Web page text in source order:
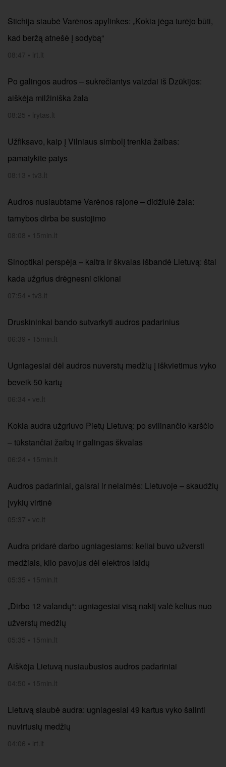
Stichija siaubė Varėnos apylinkes: „Kokia jėga turėjo būti,
kad beržą atnešė į sodybą“
08:47 • lrt.lt
Po galingos audros – sukrečiantys vaizdai iš Dzūkijos:
aiškėja milžiniška žala
08:25 • lrytas.lt
Užfiksavo, kaip į Vilniaus simbolį trenkia žaibas:
pamatykite patys
08:13 • tv3.lt
Audros nusiaubtame Varėnos rajone – didžiulė žala:
tarnybos dirba be sustojimo
08:08 • 15min.lt
Sinoptikai perspėja – kaitra ir škvalas išbandė Lietuvą: štai
kada užgrius drėgnesni ciklonai
07:54 • tv3.lt
Druskininkai bando sutvarkyti audros padarinius
06:39 • 15min.lt
Ugniagesiai dėl audros nuverstų medžių į iškvietimus vyko
beveik 50 kartų
06:34 • ve.lt
Kokia audra užgriuvo Pietų Lietuvą: po svilinančio karščio
– tūkstančiai žaibų ir galingas škvalas
06:24 • 15min.lt
Audros padariniai, gaisrai ir nelaimės: Lietuvoje – skaudžių
įvykių virtinė
05:37 • ve.lt
Audra pridarė darbo ugniagesiams: keliai buvo užversti
medžiais, kilo pavojus dėl elektros laidų
05:35 • 15min.lt
„Dirbo 12 valandų“: ugniagesiai visą naktį valė kelius nuo
užverstų medžių
05:35 • 15min.lt
Aiškėja Lietuvą nusiaubusios audros padariniai
04:50 • 15min.lt
Lietuvą siaubė audra: ugniagesiai 49 kartus vyko šalinti
nuvirtusių medžių
04:06 • lrt.lt